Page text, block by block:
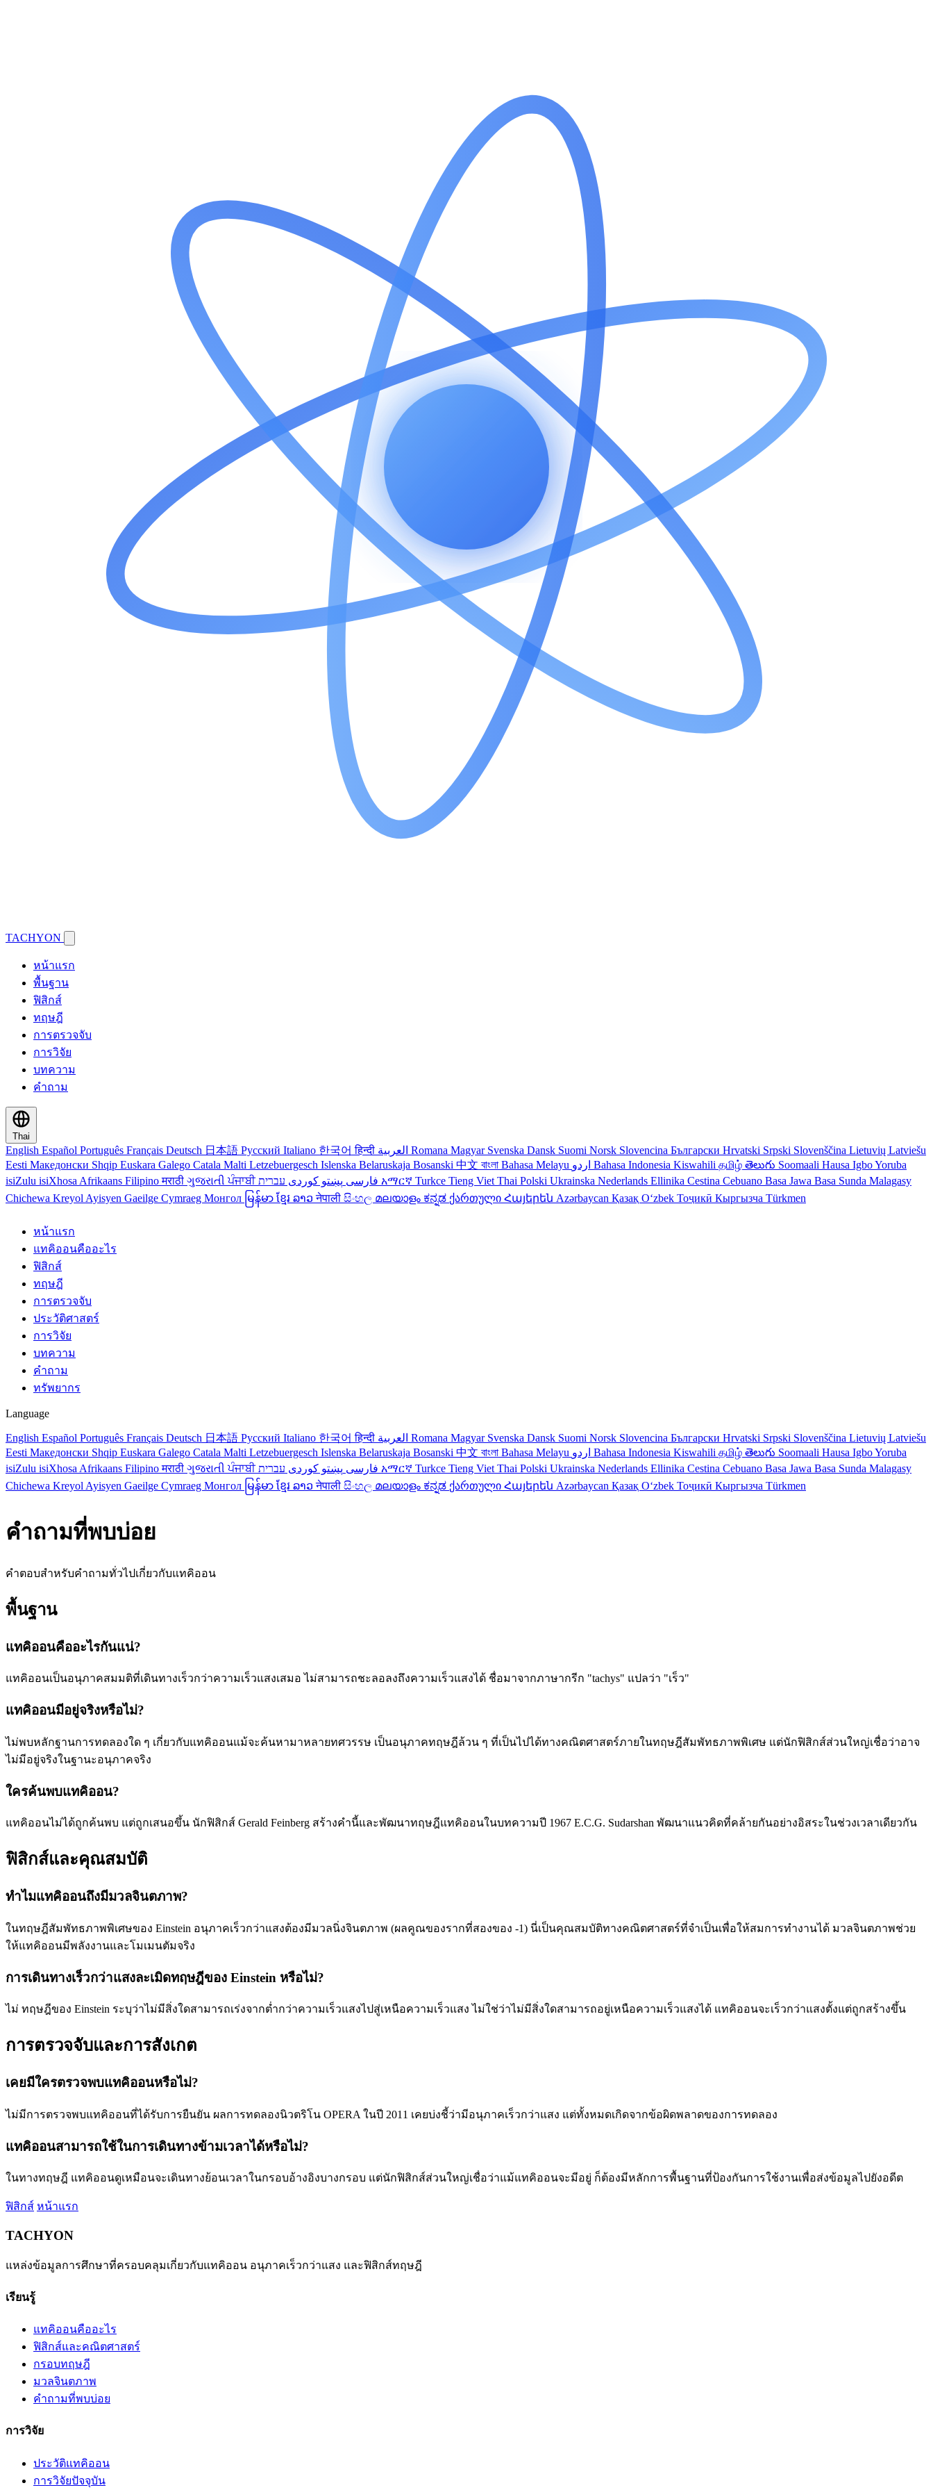
TACHYON
หน้าแรก
พื้นฐาน
ฟิสิกส์
ทฤษฎี
การตรวจจับ
การวิจัย
บทความ
คำถาม
Thai
English Español Português Français Deutsch 日本語 Русский Italiano 한국어हिन्दी Romana Magyar Svenska Dansk Suomi Norsk Slovencina Български Hrvatski Srpski Slovenščina Lietuvių Latviešu
Eesti Македонски Shqip Euskara Galego Catala Malti Letzebuergesch Islenska Belaruskaja Bosanski 中文 বাংলা Bahasa Melayu Bahasa Indonesia Kiswahili தமிழ் తెలుగు Soomaali Hausa IgboYoruba
isiZulu isiXhosa Afrikaans Filipinoमराठी ગુજરાતીਪੰਜਾਬੀ فارسی پښتو کوردی አማርኛ Turkce Tieng Viet Thai Polski Ukrainska Nederlands Ellinika Cestina Cebuano Basa Jawa Basa Sunda Malagasy
Chichewa Kreyol Ayisyen Gaeilge Cymraeg Монгол မြန်မာ ខ្មែរ ລາວनेपाली සිංහල മലയാളം ಕನ್ನಡ ქართული Հայերեն Azərbaycan Қазақ Oʻzbek Тоҷикӣ Кыргызча Türkmen
หน้าแรก
แทคิออนคืออะไร
ฟิสิกส์
ทฤษฎี
การตรวจจับ
ประวัติศาสตร์
การวิจัย
บทความ
คำถาม
ทรัพยากร
Language
English Español Português Français Deutsch 日本語 Русский Italiano 한국어हिन्दी Romana Magyar Svenska Dansk Suomi Norsk Slovencina Български Hrvatski Srpski Slovenščina Lietuvių Latviešu
Eesti Македонски Shqip Euskara Galego Catala Malti Letzebuergesch Islenska Belaruskaja Bosanski 中文 বাংলা Bahasa Melayu Bahasa Indonesia Kiswahili தமிழ் తెలుగు Soomaali Hausa IgboYoruba
isiZulu isiXhosa Afrikaans Filipinoमराठी ગુજરાતીਪੰਜਾਬੀ فارسی پښتو کوردی አማርኛ Turkce Tieng Viet Thai Polski Ukrainska Nederlands Ellinika Cestina Cebuano Basa Jawa Basa Sunda Malagasy
Chichewa Kreyol Ayisyen Gaeilge Cymraeg Монгол မြန်မာ ខ្មែរ ລາວनेपाली සිංහල മലയാളം ಕನ್ನಡ ქართული Հայերեն Azərbaycan Қазақ Oʻzbek Тоҷикӣ Кыргызча Türkmen
คำถามที่พบบ่อย
คำตอบสำหรับคำถามทั่วไปเกี่ยวกับแทคิออน
พื้นฐาน
แทคิออนคืออะไรกันแน่?
แทคิออนเป็นอนุภาคสมมติที่เดินทางเร็วกว่าความเร็วแสงเสมอ ไม่สามารถชะลอลงถึงความเร็วแสงได้ ชื่อมาจากภาษากรีก "tachys" แปลว่า "เร็ว"
แทคิออนมีอยู่จริงหรือไม่?
ไม่พบหลักฐานการทดลองใด ๆ เกี่ยวกับแทคิออนแม้จะค้นหามาหลายทศวรรษ เป็นอนุภาคทฤษฎีล้วน ๆ ที่เป็นไปได้ทางคณิตศาสตร์ภายในทฤษฎีสัมพัทธภาพพิเศษ แต่นักฟิสิกส์ส่วนใหญ่เชื่อว่าอาจ
ไม่มีอยู่จริงในฐานะอนุภาคจริง
ใครค้นพบแทคิออน?
แทคิออนไม่ได้ถูกค้นพบ แต่ถูกเสนอขึ้น นักฟิสิกส์ Gerald Feinberg สร้างคำนี้และพัฒนาทฤษฎีแทคิออนในบทความปี 1967 E.C.G. Sudarshan พัฒนาแนวคิดที่คล้ายกันอย่างอิสระในช่วงเวลาเดียวกัน
ฟิสิกส์และคุณสมบัติ
ทำไมแทคิออนถึงมีมวลจินตภาพ?
ในทฤษฎีสัมพัทธภาพพิเศษของ Einstein อนุภาคเร็วกว่าแสงต้องมีมวลนิ่งจินตภาพ (ผลคูณของรากที่สองของ -1) นี่เป็นคุณสมบัติทางคณิตศาสตร์ที่จำเป็นเพื่อให้สมการทำงานได้ มวลจินตภาพช่วย
ให้แทคิออนมีพลังงานและโมเมนตัมจริง
การเดินทางเร็วกว่าแสงละเมิดทฤษฎีของ Einstein หรือไม่?
ไม่ ทฤษฎีของ Einstein ระบุว่าไม่มีสิ่งใดสามารถเร่งจากต่ำกว่าความเร็วแสงไปสู่เหนือความเร็วแสง ไม่ใช่ว่าไม่มีสิ่งใดสามารถอยู่เหนือความเร็วแสงได้ แทคิออนจะเร็วกว่าแสงตั้งแต่ถูกสร้างขึ้น
การตรวจจับและการสังเกต
เคยมีใครตรวจพบแทคิออนหรือไม่?
ไม่มีการตรวจพบแทคิออนที่ได้รับการยืนยัน ผลการทดลองนิวตริโน OPERA ในปี 2011 เคยบ่งชี้ว่ามีอนุภาคเร็วกว่าแสง แต่ทั้งหมดเกิดจากข้อผิดพลาดของการทดลอง
แทคิออนสามารถใช้ในการเดินทางข้ามเวลาได้หรือไม่?
ในทางทฤษฎี แทคิออนดูเหมือนจะเดินทางย้อนเวลาในกรอบอ้างอิงบางกรอบ แต่นักฟิสิกส์ส่วนใหญ่เชื่อว่าแม้แทคิออนจะมีอยู่ ก็ต้องมีหลักการพื้นฐานที่ป้องกันการใช้งานเพื่อส่งข้อมูลไปยังอดีต
ฟิสิกส์ หน้าแรก
TACHYON
แหล่งข้อมูลการศึกษาที่ครอบคลุมเกี่ยวกับแทคิออน อนุภาคเร็วกว่าแสง และฟิสิกส์ทฤษฎี
เรียนรู้
แทคิออนคืออะไร
ฟิสิกส์และคณิตศาสตร์
กรอบทฤษฎี
มวลจินตภาพ
คำถามที่พบบ่อย
การวิจัย
ประวัติแทคิออน
การวิจัยปัจจุบัน